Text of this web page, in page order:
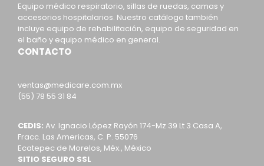
Equipo médico respiratorio, sillas de ruedas, camas y
accesorios hospitalarios. Nuestro catálogo también
incluye equipo de rehabilitación, equipo de seguridad en
el baño y equipo médico en general.
CONTACTO
ventas@medicare.com.mx
(55) 78 55 31 84
CEDIS: Av. Ignacio López Rayón 174-Mz 39 Lt 3 Casa A,
Fracc. Las Americas, C. P. 55076
Ecatepec de Morelos, Méx., México
SITIO SEGURO SSL